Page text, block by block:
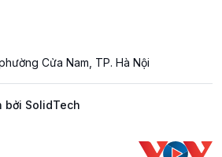
Cửa Nam, TP. Hà Nội
bởi SolidTech